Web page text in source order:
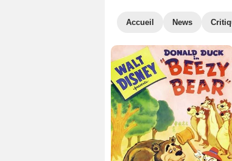
Accueil News